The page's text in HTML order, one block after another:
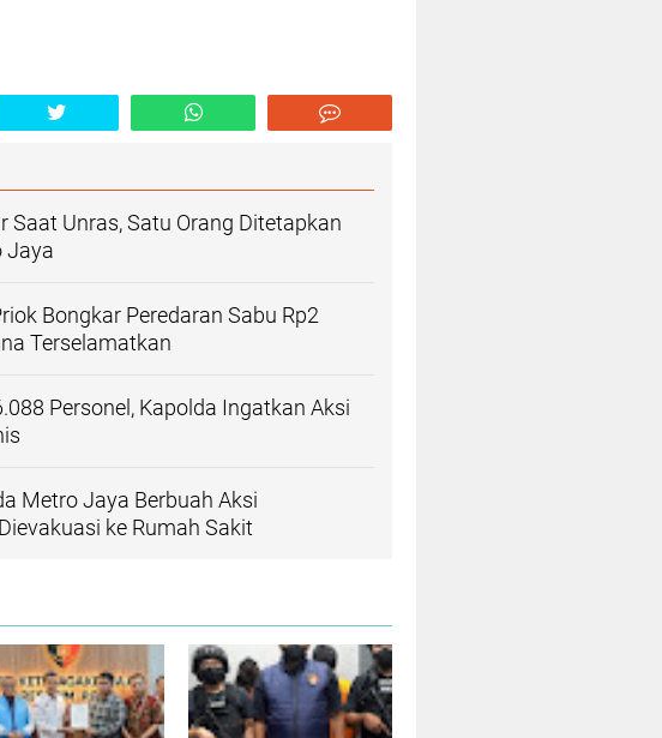
Saat Unras, Satu Orang Ditetapkan
Jaya
Bongkar Peredaran Sabu Rp2
Terselamatkan
Personel, Kapolda Ingatkan Aksi
Metro Jaya Berbuah Aksi
ke Rumah Sakit